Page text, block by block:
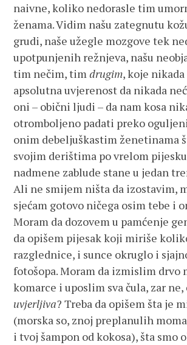
naivne, koliko nedorasle tim
ženama. Vidim našu zategnutu
grudi, naše užegle mozgove tek
upotpunjenih režnjeva, našu
tim nečim, timdrugim, koje
apsolutna uvjerenost da nikada
oni – obični ljudi – da nam kosa
otromboljeno padati preko
onim debeljuškastim ženetinama
svojim derištima po vrelom
nadmene zablude stane u jedan
Ali ne smijem ništa da izostavim,
sjećam gotovo ničega osim tebe i
Moram da dozovem u pamćenje
da opišem pijesak koji miriše
razglednice, i sunce okruglo i
fotošopa. Moram da izmislim drvo
komarce i uposlim sva čula, zar
uvjerljiva? Treba da opišem šta je
(morska so, znoj preplanulih
i tvoj šampon od kokosa), šta smo